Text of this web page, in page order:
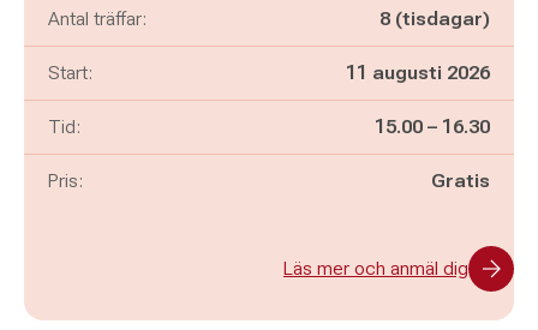
Antal träffar: 8 (tisdagar)
Start: 11 augusti 2026
Tid: Pågår mellan
15.00 – och
16.30
Pris: Gratis
Läs mer och anmäl dig